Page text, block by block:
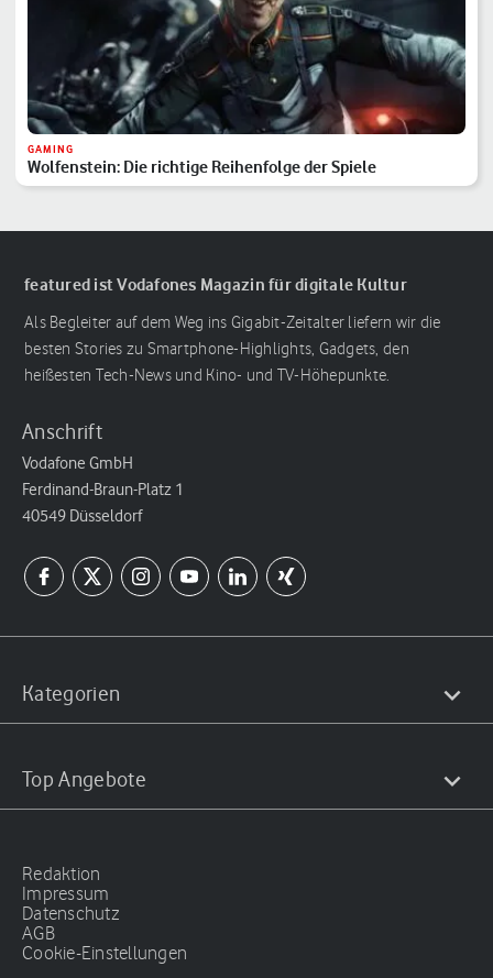
GAMING
Wolfenstein: Die richtige Reihenfolge der Spiele
featured ist Vodafones Magazin für digitale Kultur
Als Begleiter auf dem Weg ins Gigabit-Zeitalter liefern wir die
besten Stories zu Smartphone-Highlights, Gadgets, den
heißesten Tech-News und Kino- und TV-Höhepunkte.
Anschrift
Vodafone GmbH
Ferdinand-Braun-Platz 1
40549 Düsseldorf
Kategorien
Top Angebote
Redaktion
Impressum
Datenschutz
AGB
Cookie-Einstellungen